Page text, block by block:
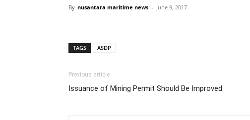
By nusantara maritime news - June 9, 2017
TAGS ASDP
Previous article
Issuance of Mining Permit Should Be Improved